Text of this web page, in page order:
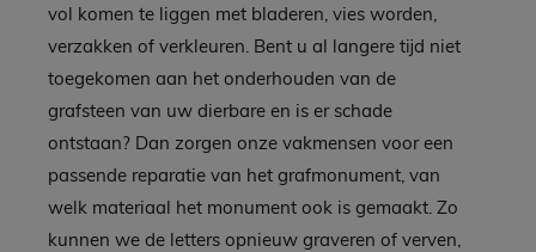
vol komen te liggen met bladeren, vies worden,
verzakken of verkleuren. Bent u al langere tijd niet
toegekomen aan het onderhouden van de
grafsteen van uw dierbare en is er schade
ontstaan? Dan zorgen onze vakmensen voor een
passende reparatie van het grafmonument, van
welk materiaal het monument ook is gemaakt. Zo
kunnen we de letters opnieuw graveren of verven,